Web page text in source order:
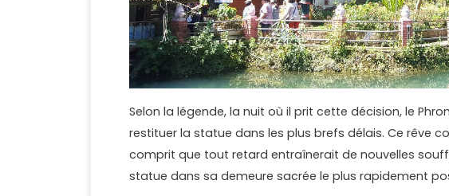
Selon la légende, la nuit où il prit cette décision, le
restituer la statue dans les plus brefs délais. Ce rêve
comprit que tout retard entraînerait de nouvelles
statue dans sa demeure sacrée le plus rapidement